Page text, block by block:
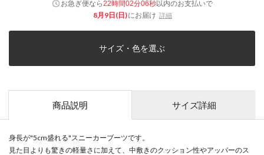
お急ぎ便なら22時間02分06秒以内のお支払いで
8月9日(日)にお届け 詳細
サイズ・色を選ぶ
商品説明 サイズ詳細
身長が"5cm盛れる"スニーカーブーツです。
見た目よりも驚きの軽量さに加えて、中敷きのクッション性やアッパーのス